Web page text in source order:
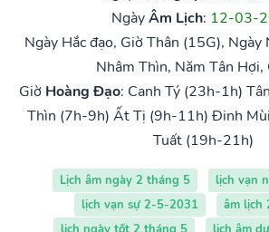
NgàyÂm Lịch: 12-03-
Ngày Hắc đạo, Giờ Thân (15G), Ngày
Nhâm Thìn, Năm Tân Hợi,
Giờ Hoàng Đạo: Canh Tý (23h-1h)
Thìn (7h-9h) Ất Tị (9h-11h) Đinh
Tuất (19h-21h)
Lịch âm ngày 2 tháng 5
lịch vạn
lịch vạn sự 2-5-2031
âm lịch